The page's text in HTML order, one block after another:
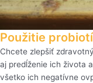
Použitie
Chcete zlepšiť
aj predĺženie ich života
všetko ich negatívne